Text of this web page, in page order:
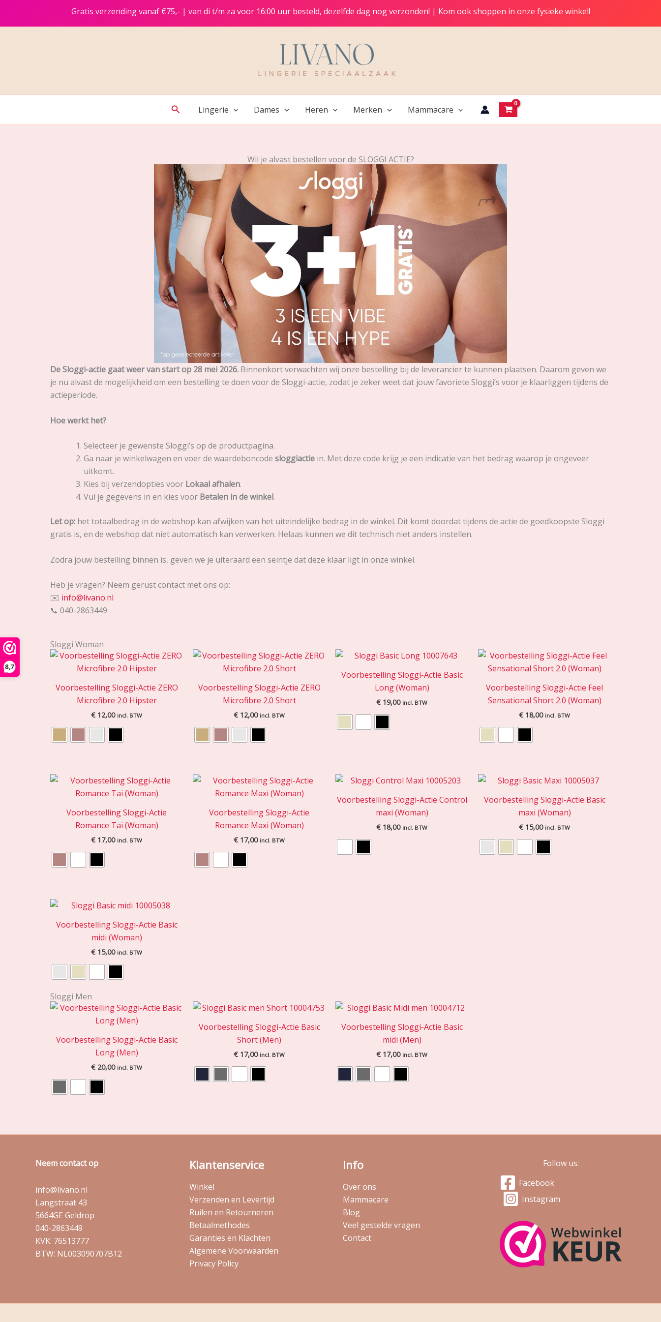
8,7
Gratis verzending vanaf €75,- | van di t/m za voor 16:00 uur besteld, dezelfde dag nog verzonden! | Kom ook shoppen in onze fysieke winkel!
ZoekenLingerie Dames Heren Merken Mammacare
Wil je alvast bestellen voor de SLOGGI ACTIE?
De Sloggi-actie gaat weer van start op 28 mei 2026. Binnenkort verwachten wij onze bestelling bij de leverancier te kunnen plaatsen. Daarom geven we
je nu alvast de mogelijkheid om een bestelling te doen voor de Sloggi-actie, zodat je zeker weet dat jouw favoriete Sloggi’s voor je klaarliggen tijdens de
actieperiode.
Hoe werkt het?
Selecteer je gewenste Sloggi’s op de productpagina.
Ga naar je winkelwagen en voer de waardeboncode sloggiactie in. Met deze code krijg je een indicatie van het bedrag waarop je ongeveer
uitkomt.
Kies bij verzendopties voor Lokaal afhalen.
Vul je gegevens in en kies voor Betalen in de winkel.
Let op: het totaalbedrag in de webshop kan afwijken van het uiteindelijke bedrag in de winkel. Dit komt doordat tijdens de actie de goedkoopste Sloggi
gratis is, en de webshop dat niet automatisch kan verwerken. Helaas kunnen we dit technisch niet anders instellen.
Zodra jouw bestelling binnen is, geven we je uiteraard een seintje dat deze klaar ligt in onze winkel.
Heb je vragen? Neem gerust contact met ons op:
✉️ info@livano.nl
📞 040-2863449
Sloggi Woman
Voorbestelling Sloggi-Actie ZERO
Microfibre 2.0 Hipster
€ 12,00 incl. BTW
Voorbestelling Sloggi-Actie ZERO
Microfibre 2.0 Short
€ 12,00 incl. BTW
Voorbestelling Sloggi-Actie Basic
Long (Woman)
€ 19,00 incl. BTW
Voorbestelling Sloggi-Actie Feel
Sensational Short 2.0 (Woman)
€ 18,00 incl. BTW
Voorbestelling Sloggi-Actie
Romance Tai (Woman)
€ 17,00 incl. BTW
Voorbestelling Sloggi-Actie
Romance Maxi (Woman)
€ 17,00 incl. BTW
Voorbestelling Sloggi-Actie Control
maxi (Woman)
€ 18,00 incl. BTW
Voorbestelling Sloggi-Actie Basic
maxi (Woman)
€ 15,00 incl. BTW
Voorbestelling Sloggi-Actie Basic
midi (Woman)
€ 15,00 incl. BTW
Sloggi Men
Voorbestelling Sloggi-Actie Basic
Long (Men)
€ 20,00 incl. BTW
Voorbestelling Sloggi-Actie Basic
Short (Men)
€ 17,00 incl. BTW
Voorbestelling Sloggi-Actie Basic
midi (Men)
€ 17,00 incl. BTW
Neem contact op
info@livano.nl
Langstraat 43
5664GE Geldrop
040-2863449
KVK: 76513777
BTW: NL003090707B12
Klantenservice
Winkel
Verzenden en Levertijd
Ruilen en Retourneren
Betaalmethodes
Garanties en Klachten
Algemene Voorwaarden
Privacy Policy
Info
Over ons
Mammacare
Blog
Veel gestelde vragen
Contact
Follow us:
Facebook
Instagram